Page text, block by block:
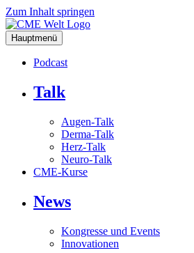
Zum Inhalt springen
Hauptmenü
Podcast
Talk
Augen-Talk
Derma-Talk
Herz-Talk
Neuro-Talk
CME-Kurse
News
Kongresse und Events
Innovationen